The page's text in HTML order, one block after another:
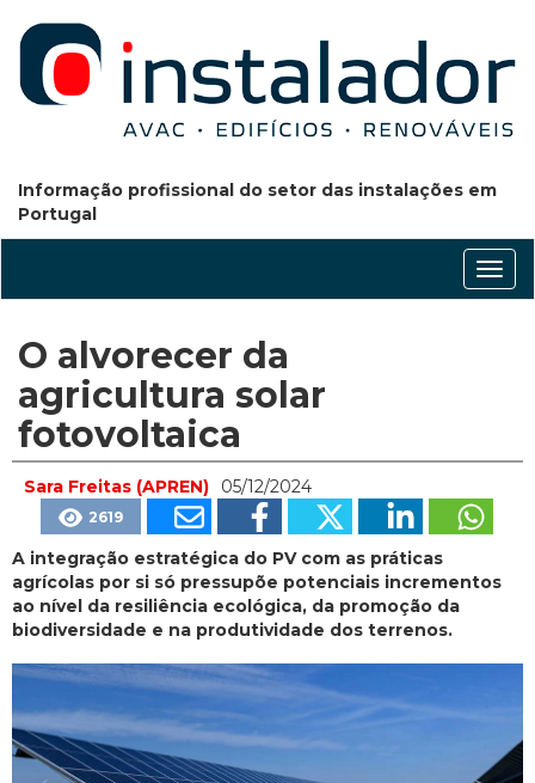
Informação profissional do setor das instalações em
Portugal
O alvorecer da
agricultura solar
fotovoltaica
Sara Freitas (APREN) 05/12/2024
2619
A integração estratégica do PV com as práticas
agrícolas por si só pressupõe potenciais incrementos
ao nível da resiliência ecológica, da promoção da
biodiversidade e na produtividade dos terrenos.